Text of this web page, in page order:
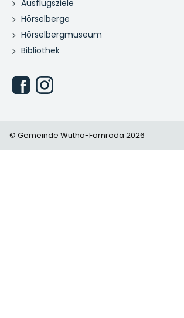
Ausflugsziele
Hörselberge
Hörselbergmuseum
Bibliothek
© Gemeinde Wutha-Farnroda 2026